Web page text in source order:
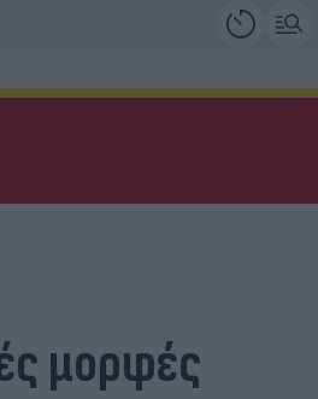
μορφές